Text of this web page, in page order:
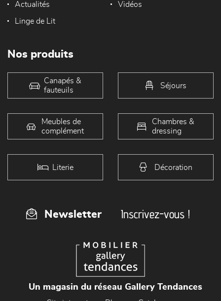
Actualités Vidéos
Linge de Lit
Nos produits
Canapés &
fauteuils
Séjours
Meubles de
complément
Chambres &
dressing
Literie Décoration
Newsletter Inscrivez-vous !
Un magasin du réseau Gallery Tendances